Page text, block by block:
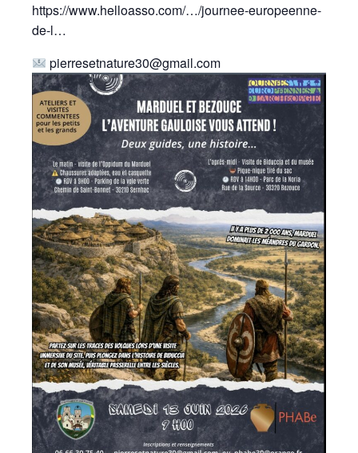
https://www.helloasso.com/…/journee-europeenne-
de-l…
pierresetnature30@gmail.com